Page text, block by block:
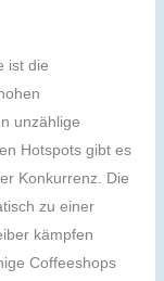
ist die
unzählige
Hotspots gibt es
Konkurrenz. Die
zu einer
kämpfen
Coffeeshops